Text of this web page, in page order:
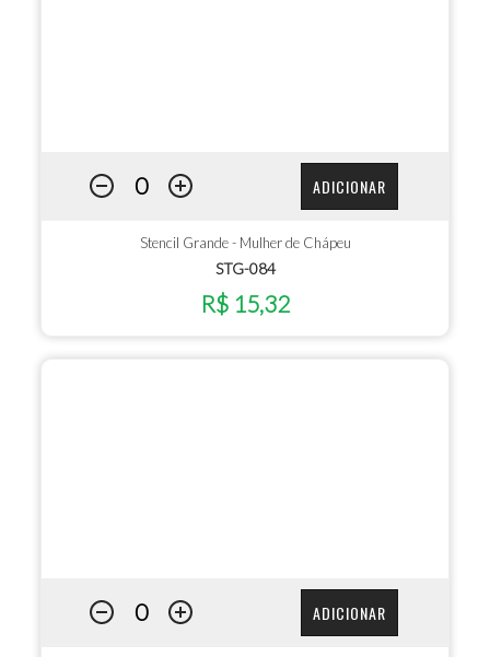
ADICIONAR
Stencil Grande - Mulher de Chápeu
STG-084
R$ 15,32
ADICIONAR